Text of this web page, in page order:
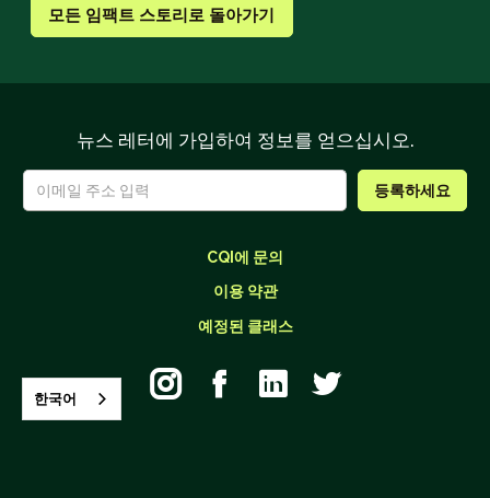
모든 임팩트 스토리로 돌아가기
뉴스 레터에 가입하여 정보를 얻으십시오.
CQI에 문의
이용 약관
예정된 클래스
   
한국어